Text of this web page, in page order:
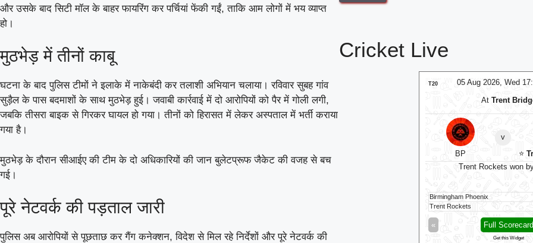
और उसके बाद सिटी मॉल के बाहर फायरिंग कर पर्चियां फेंकी गईं, ताकि आम लोगों में भय व्याप्त
हो।
मुठभेड़ में तीनों काबू
घटना के बाद पुलिस टीमों ने इलाके में नाकेबंदी कर तलाशी अभियान चलाया। रविवार सुबह गांव
सुड़ैल के पास बदमाशों के साथ मुठभेड़ हुई। जवाबी कार्रवाई में दो आरोपियों को पैर में गोली लगी,
जबकि तीसरा बाइक से गिरकर घायल हो गया। तीनों को हिरासत में लेकर अस्पताल में भर्ती कराया
गया है।
मुठभेड़ के दौरान सीआईए की टीम के दो अधिकारियों की जान बुलेटप्रूफ जैकेट की वजह से बच
गई।
पूरे नेटवर्क की पड़ताल जारी
पुलिस अब आरोपियों से पूछताछ कर गैंग कनेक्शन, विदेश से मिल रहे निर्देशों और पूरे नेटवर्क की
Cricket Live
06 Aug 2026, Thu 14:00 GMT
T20 LIVE
At Lord's
London Spirit Women
Mi London Women
London Spirit Women need 15 runs in 5 balls
London Spirit Women
Get this Widget
06 Aug 2026, Thu 14:00 GMT
T20
AtNPR College Ground
Vida Kovai Kings
SKM Salem Spartans need 141 runs in 60 balls
Get this Widget
05 Aug 2026, Wed
T20
At Trent
BP
v
⭐
Trent Rockets won
Birmingham Phoenix
Trent Rockets
« Full Scorecard
Get this Widget